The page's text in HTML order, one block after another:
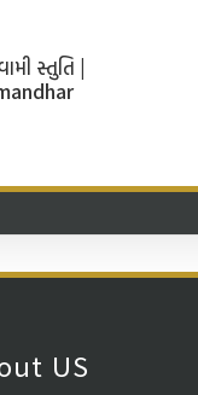
સ્તુતિ |
US